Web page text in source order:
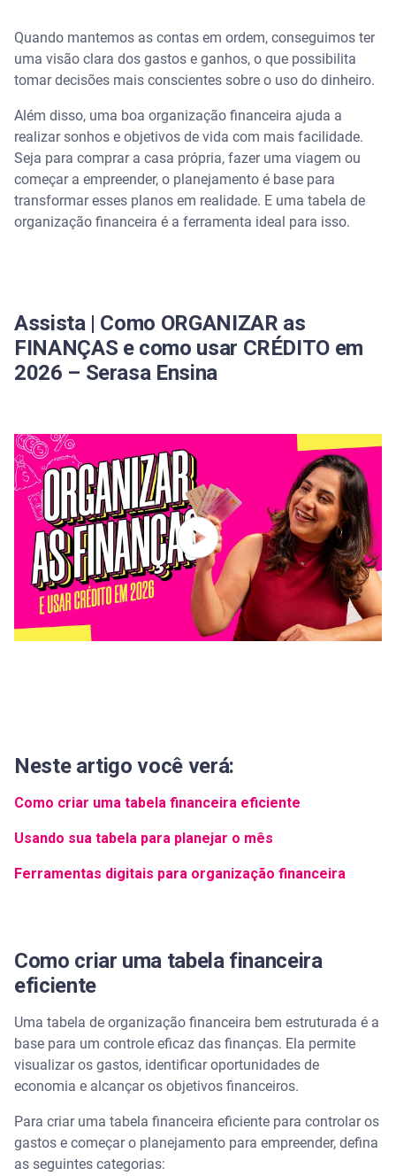
Neste artigo você verá:
Como criar uma tabela financeira eficiente
Modelo de tabela financeira da Serasa para
Salve uma cópia da nossa planilha e organize suas
finanças
Ferramentas digitais para organização financeira
Quite as dívidas que pesam o orçamento com o
Serasa Limpa Nome
Quando mantemos as contas em ordem, conseguimos ter
uma visão clara dos gastos e ganhos, o que possibilita
tomar decisões mais conscientes sobre o uso do dinheiro.
Além disso, uma boa organização financeira ajuda a
realizar sonhos e objetivos de vida com mais facilidade.
Seja para comprar a casa própria, fazer uma viagem ou
começar a empreender, o planejamento é base para
transformar esses planos em realidade. E uma tabela de
organização financeira é a ferramenta ideal para isso.
Assista | Como ORGANIZAR as
FINANÇAS e como usar CRÉDITO em
2026 – Serasa Ensina
Neste artigo você verá:
Como criar uma tabela financeira eficiente
Usando sua tabela para planejar o mês
Ferramentas digitais para organização financeira
Como criar uma tabela financeira
eficiente
Uma tabela de organização financeira bem estruturada é a
base para um controle eficaz das finanças. Ela permite
visualizar os gastos, identificar oportunidades de
economia e alcançar os objetivos financeiros.
Para criar uma tabela financeira eficiente para controlar os
gastos e começar o planejamento para empreender, defina
as seguintes categorias: